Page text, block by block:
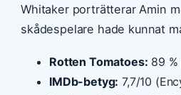
Whitaker porträtterar Amin
skådespelare hade kunnat
Rotten Tomatoes: 89
IMDb-betyg: 7,7/10